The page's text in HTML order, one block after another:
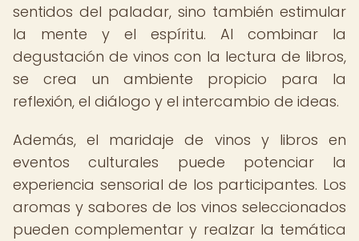
sentidos del paladar, sino también estimular
la mente y el espíritu. Al combinar la
degustación de vinos con la lectura de libros,
se crea un ambiente propicio para la
reflexión, el diálogo y el intercambio de ideas.
Además, el maridaje de vinos y libros en
eventos culturales puede potenciar la
experiencia sensorial de los participantes. Los
aromas y sabores de los vinos seleccionados
pueden complementar y realzar la temática